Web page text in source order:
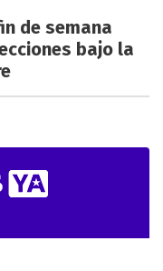
de semana
bajo la